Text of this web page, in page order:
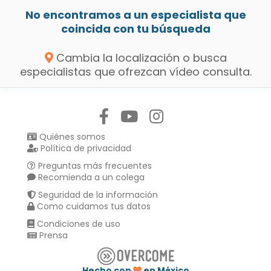
No encontramos a un especialista que
coincida con tu búsqueda
Cambia la localización o busca
especialistas que ofrezcan vídeo consulta.
Quiénes somos
Política de privacidad
Preguntas más frecuentes
Recomienda a un colega
Seguridad de la información
Como cuidamos tus datos
Condiciones de uso
Prensa